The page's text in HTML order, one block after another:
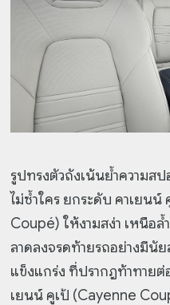
รูปทรงตัวถังเน้นย้ำความส
ไม่ซ้ำใคร ยกระดับ คาเยน
Coupé) ให้งามสง่า เหนือล้
ลาดลงจรดท้ายรถอย่างมีนั
แข็งแกร่ง ที่ปรากฎท้าทายต่
เยนน์ คูเป้ (Cayenne